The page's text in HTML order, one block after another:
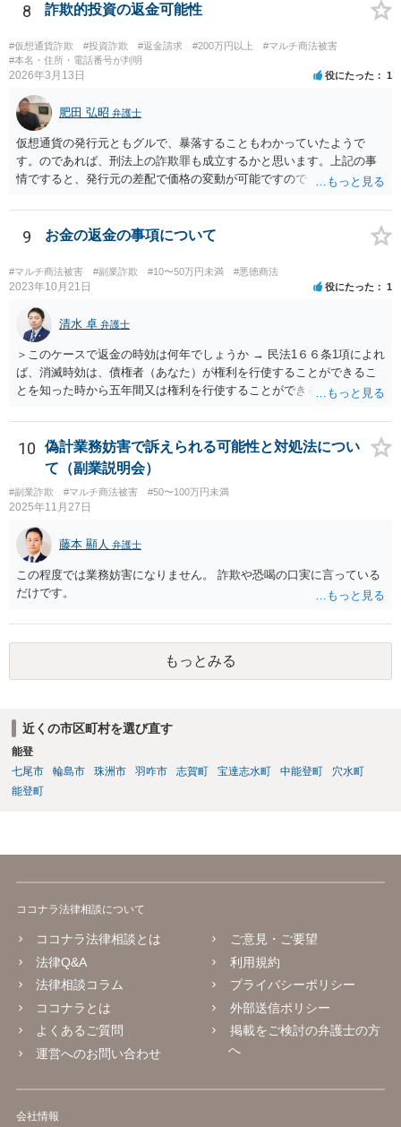
8 詐欺的投資の返金可能性
#仮想通貨詐欺 #投資詐欺 #返金請求 #200万円以上
#マルチ商法被害
#本名・住所・電話番号が判明
2026年3月13日 役にたった 1
肥田 弘昭 弁護士
仮想通貨の発行元ともグルで、暴落することもわかっていたようで
す。のであれば、刑法上の詐欺罪も成立するかと思います。上記の事
情ですると、発行元の差配で価格の変動が可能ですので「投資」では
行為については、不法行為に基づく損害賠償、不当利得返還請求など
が考えられます。知人やファンドリーダーを共同不法行為者として、
9 お金の返金の事項について
#マルチ商法被害 #副業詐欺 #10〜50万円未満 #悪徳商法
2023年10月21日 役にたった 1
清水 卓 弁護士
＞このケースで返金の時効は何年でしょうか → 民法1６６条1項によれ
ば、消滅時効は、債権者（あなた）が権利を行使することができるこ
とを知った時から五年間又は権利を行使することができる時から十年
ときは、時効は更新しされ、その時から新たに進行を開始します。
「電話の音声録音やLINEで相手がお金を返金する内容の文書は残って
います。」とのことですが、これらが権利の承認にあたる可能性もあ
ります。 ＞こんな状態でも返金要求してもいいのでしょうか。 → 相
手方が４５万円をこのまま利得できる法的根拠はないように思われま
す。考えられる回収手段としては、支払督促、少額訴訟、民事調停、
民事訴訟等があります。各手続きにはそれぞれの特徴があるので、一
度、お住まいの地域等の弁護士に相談する等して、ご事案にあった方
法を検討なさってみてはいかがでしょうか。 【参考】お金を払っても
らえない」とお困りの方へ（政府広報オンライン） https://www.gov-o
10
偽計業務妨害で訴えられる可能性と対処法につい
て（副業説明会）
#副業詐欺 #マルチ商法被害 #50〜100万円未満
2025年11月27日
藤本 顯人 弁護士
この程度では業務妨害になりません。 詐欺や恐喝の口実に言っている
だけです。
もっとみる
近くの市区町村を選び直す
能登
七尾市
輪島市 珠洲市 羽咋市 志賀町 宝達志水町 中能登町
穴水町
能登町
ココナラ法律相談について
ココナラ法律相談とは
法律Q&A
法律相談コラム
ココナラとは
よくあるご質問
運営へのお問い合わせ
ご意見・ご要望
利用規約
プライバシーポリシー
外部送信ポリシー
掲載をご検討の弁護士の方
へ
会社情報